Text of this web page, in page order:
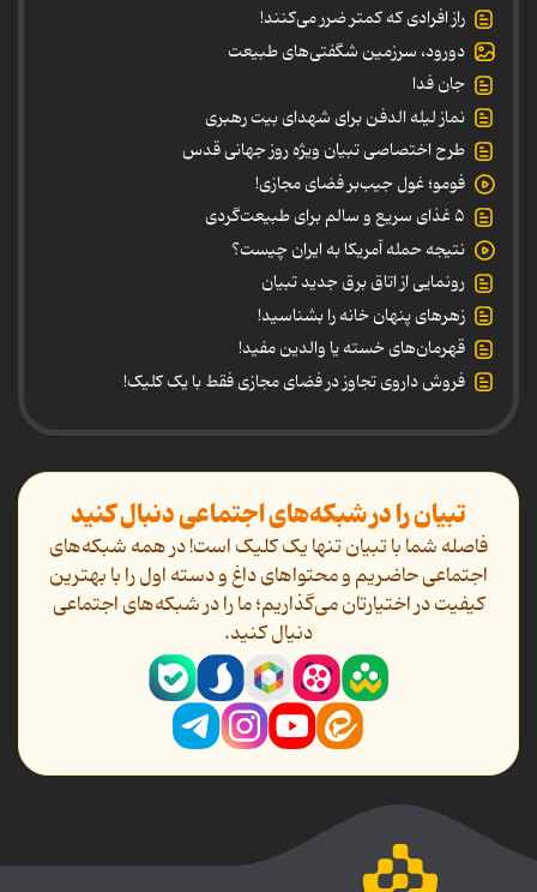
راز افرادی که کمتر ضرر می‌کنند!
دورود، سرزمین شگفتی‌های طبیعت
جان فدا
نماز لیله الدفن برای شهدای بیت رهبری
طرح اختصاصی تبیان ویژه روز جهانی قدس
فومو؛ غول جیب‌بر فضای مجازی!
۵ غذای سریع و سالم برای طبیعت‌گردی
نتیجه حمله آمریکا به ایران چیست؟
رونمایی از اتاق برق جدید تبیان
زهرهای پنهان خانه را بشناسید!
قهرمان‌های خسته یا والدین مفید!
فروش داروی تجاوز در فضای مجازی فقط با یک کلیک!
تبیان را در شبکه‌های اجتماعی دنبال کنید
فاصله شما با تبیان تنها یک کلیک است! در همه شبکه‌های
اجتماعی حاضریم و محتواهای داغ و دسته اول را با بهترین
کیفیت در اختیارتان می‌گذاریم؛ ما را در شبکه‌های اجتماعی
دنیال کنید.